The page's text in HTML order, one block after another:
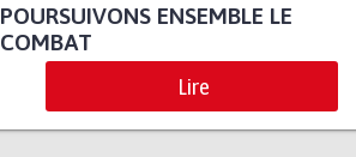
POURSUIVONS ENSEMBLE LE
COMBAT
Lire